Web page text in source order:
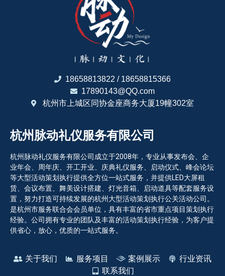
18658813822 / 18658815366
17890143@QQ.com
杭州市上城区同协金座商务大厦19幢302室
杭州脉动礼仪服务有限公司
杭州脉动礼仪服务有限公司成立于2008年，专业从事发布会、企
业年会、周年庆、开工开业、庆典礼仪服务、启动仪式、峰会论坛
等大型活动策划执行提供全方位一站式服务，并提供LED大屏租
赁、会议布置、舞美设计搭建、灯光音箱、启动道具等配套服务设
置，努力打造可持续发展的杭州大型活动策划执行公关活动公司。
是杭州市服务联合会会员单位，具有丰富的省市重点项目策划执行
经验。公司拥有专业的团队及丰富的活动策划执行经验，为客户提
供省心，放心，优质的一站式服务。
关于我们 服务项目 案例展示
行业资讯
联系我们